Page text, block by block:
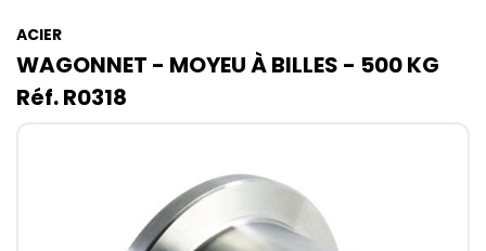
ACIER
WAGONNET - MOYEU À BILLES - 500​ KG
Réf. R0318